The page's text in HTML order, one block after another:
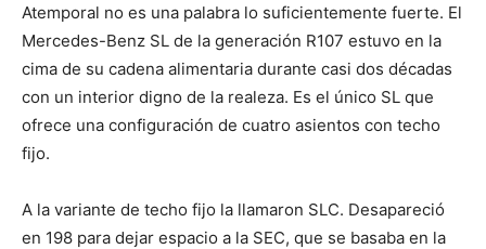
Atemporal no es una palabra lo suficientemente fuerte. El
Mercedes-Benz SL de la generación R107 estuvo en la
cima de su cadena alimentaria durante casi dos décadas
con un interior digno de la realeza. Es el único SL que
ofrece una configuración de cuatro asientos con techo
fijo.
A la variante de techo fijo la llamaron SLC. Desapareció
en 198 para dejar espacio a la SEC, que se basaba en la